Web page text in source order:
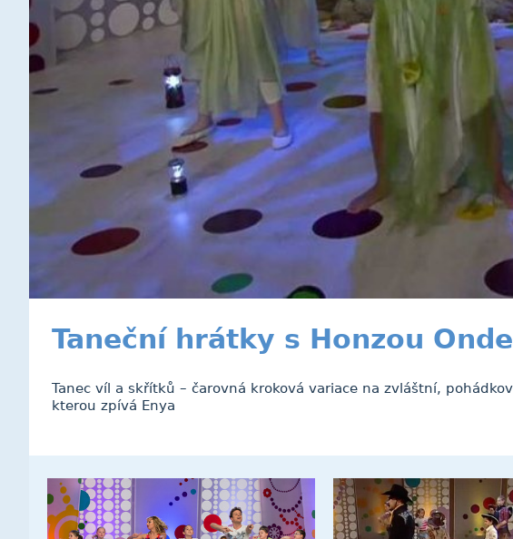
Taneční hrátky s Honzou
Tanec víl a skřítků – čarovná kroková variace na zvláštní,
kterou zpívá Enya